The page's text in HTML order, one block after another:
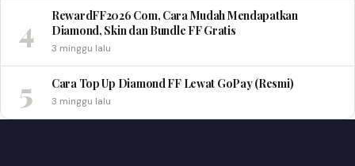
4
RewardFF2026 Com, Cara Mudah Mendapatkan
Diamond, Skin dan Bundle FF Gratis
3 minggu lalu
5 Cara Top Up Diamond FF Lewat GoPay (Resmi)
3 minggu lalu